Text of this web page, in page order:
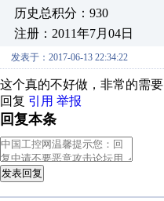
历史总积分：930
注册：2011年7月04日
发表于：2017-06-13 22:34:22
这个真的不好做，非常的需要
回复 引用 举报
回复本条
发表回复